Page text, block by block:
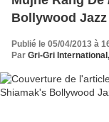
Bollywood Jazz
Publié le 05/04/2013 à
Par Gri-Gri International, Ma solange oussou, Africa n1, Litterature,